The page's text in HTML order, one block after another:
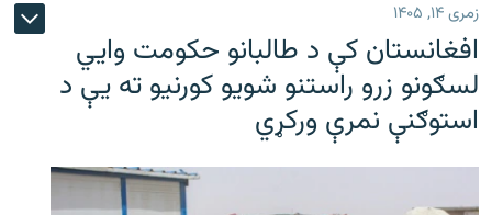
زمری ۱۴, ۱۴۰۵
افغانستان کې د طالبانو حکومت وايي
لسګونو زرو راستنو شویو کورنیو ته یې د
استوګنې نمرې ورکړي